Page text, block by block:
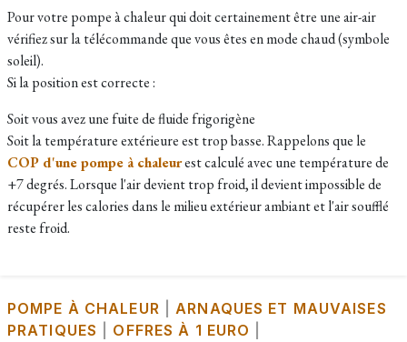
Pour votre pompe à chaleur qui doit certainement être une air-air
vérifiez sur la télécommande que vous êtes en mode chaud (symbole
soleil).
Si la position est correcte :
Soit vous avez une fuite de fluide frigorigène
Soit la température extérieure est trop basse. Rappelons que le
COP d'une pompe à chaleurest calculé avec une température de
+7 degrés. Lorsque l'air devient trop froid, il devient impossible de
récupérer les calories dans le milieu extérieur ambiant et l'air soufflé
reste froid.
POMPE À CHALEUR |ARNAQUES ET MAUVAISES
PRATIQUES
OFFRES À 1 EURO